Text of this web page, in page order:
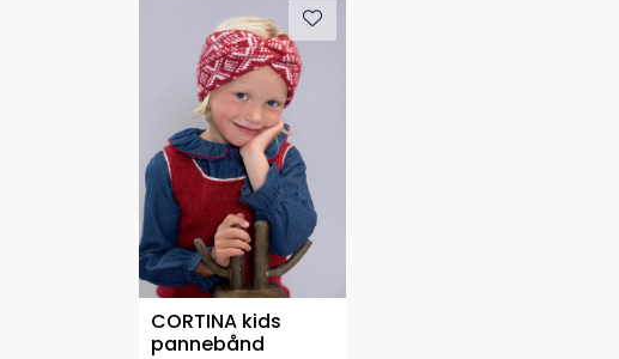
CORTINA kids
pannebånd